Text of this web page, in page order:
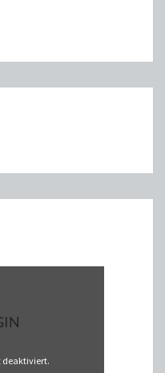
deaktiviert.